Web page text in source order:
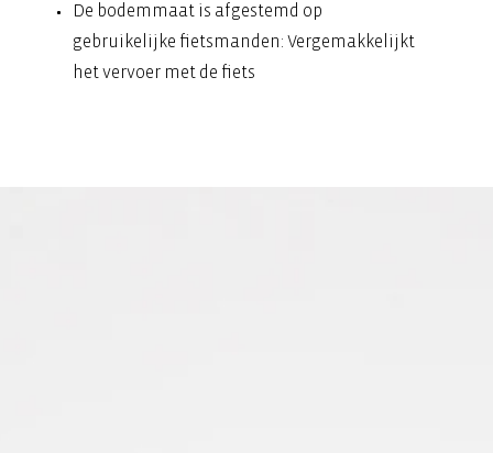
De bodemmaat is afgestemd op
gebruikelijke fietsmanden: Vergemakkelijkt
het vervoer met de fiets